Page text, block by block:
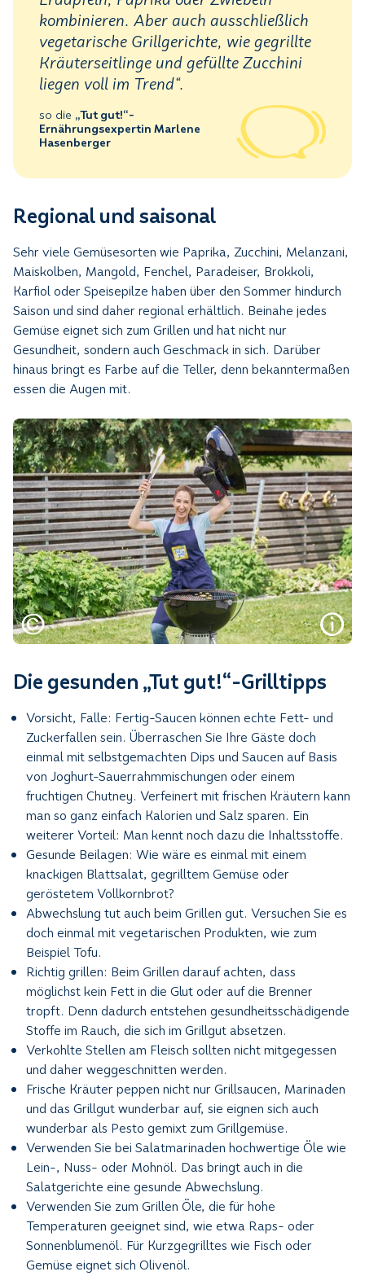
kombinieren. Aber auch ausschließlich
vegetarische Grillgerichte, wie gegrillte
Kräuterseitlinge und gefüllte Zucchini
liegen voll im Trend“.
so die „Tut gut!“-
Ernährungsexpertin Marlene
Hasenberger
Regional und saisonal
Sehr viele Gemüsesorten wie Paprika, Zucchini, Melanzani,
Maiskolben, Mangold, Fenchel, Paradeiser, Brokkoli,
Karfiol oder Speisepilze haben über den Sommer hindurch
Saison und sind daher regional erhältlich. Beinahe jedes
Gemüse eignet sich zum Grillen und hat nicht nur
Gesundheit, sondern auch Geschmack in sich. Darüber
hinaus bringt es Farbe auf die Teller, denn bekanntermaßen
essen die Augen mit.
Die gesunden „Tut gut!“-Grilltipps
Vorsicht, Falle: Fertig-Saucen können echte Fett- und
Zuckerfallen sein. Überraschen Sie Ihre Gäste doch
einmal mit selbstgemachten Dips und Saucen auf Basis
von Joghurt-Sauerrahmmischungen oder einem
fruchtigen Chutney. Verfeinert mit frischen Kräutern kann
man so ganz einfach Kalorien und Salz sparen. Ein
weiterer Vorteil: Man kennt noch dazu die Inhaltsstoffe.
Gesunde Beilagen: Wie wäre es einmal mit einem
knackigen Blattsalat, gegrilltem Gemüse oder
geröstetem Vollkornbrot?
Abwechslung tut auch beim Grillen gut. Versuchen Sie es
doch einmal mit vegetarischen Produkten, wie zum
Beispiel Tofu.
Richtig grillen: Beim Grillen darauf achten, dass
möglichst kein Fett in die Glut oder auf die Brenner
tropft. Denn dadurch entstehen gesundheitsschädigende
Stoffe im Rauch, die sich im Grillgut absetzen.
Verkohlte Stellen am Fleisch sollten nicht mitgegessen
und daher weggeschnitten werden.
Frische Kräuter peppen nicht nur Grillsaucen, Marinaden
und das Grillgut wunderbar auf, sie eignen sich auch
wunderbar als Pesto gemixt zum Grillgemüse.
Verwenden Sie bei Salatmarinaden hochwertige Öle wie
Lein-, Nuss- oder Mohnöl. Das bringt auch in die
Salatgerichte eine gesunde Abwechslung.
Verwenden Sie zum Grillen Öle, die für hohe
Temperaturen geeignet sind, wie etwa Raps- oder
Sonnenblumenöl. Für Kurzgegrilltes wie Fisch oder
Gemüse eignet sich Olivenöl.